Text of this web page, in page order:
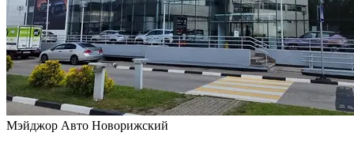
Мэйджор Авто Новорижский